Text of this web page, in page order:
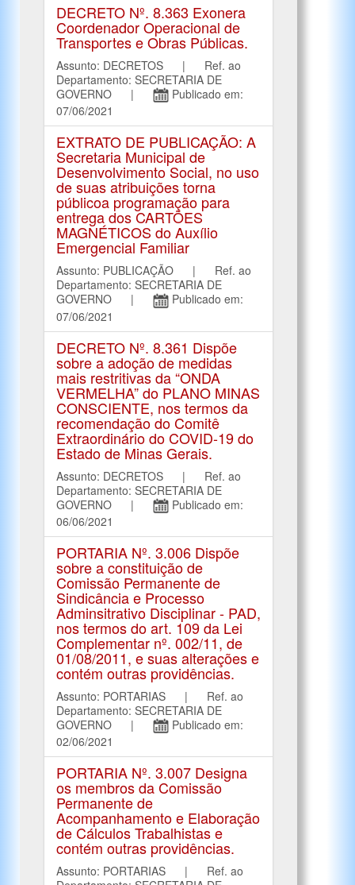
DECRETO Nº. 8.363 Exonera
Coordenador Operacional de
Transportes e Obras Públicas.
Assunto: DECRETOS | Ref. ao
Departamento: SECRETARIA DE
GOVERNO |
Publicado em:
07/06/2021
EXTRATO DE PUBLICAÇÃO: A
Secretaria Municipal de
Desenvolvimento Social, no uso
de suas atribuições torna
públicoa programação para
entrega dos CARTÕES
MAGNÉTICOS do Auxílio
Emergencial Familiar
Assunto: PUBLICAÇÃO | Ref. ao
Departamento: SECRETARIA DE
GOVERNO |
Publicado em:
07/06/2021
DECRETO Nº. 8.361 Dispõe
sobre a adoção de medidas
mais restritivas da “ONDA
VERMELHA” do PLANO MINAS
CONSCIENTE, nos termos da
recomendação do Comitê
Extraordinário do COVID-19 do
Estado de Minas Gerais.
Assunto: DECRETOS | Ref. ao
Departamento: SECRETARIA DE
GOVERNO |
Publicado em:
06/06/2021
PORTARIA Nº. 3.006 Dispõe
sobre a constituição de
Comissão Permanente de
Sindicância e Processo
Adminsitrativo Disciplinar - PAD,
nos termos do art. 109 da Lei
Complementar nº. 002/11, de
01/08/2011, e suas alterações e
contém outras providências.
Assunto: PORTARIAS | Ref. ao
Departamento: SECRETARIA DE
GOVERNO |
Publicado em:
02/06/2021
PORTARIA Nº. 3.007 Designa
os membros da Comissão
Permanente de
Acompanhamento e Elaboração
de Cálculos Trabalhistas e
contém outras providências.
Assunto: PORTARIAS | Ref. ao